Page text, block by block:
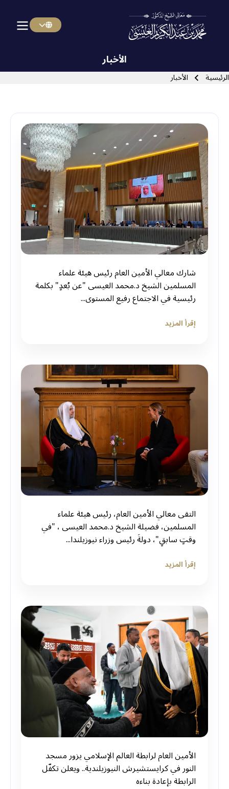
Skip to main navigation
الأخبار
مسار التنقل
الرئيسية الأخبار
‏شارك معالي الأمين العام رئيس هيئة علماء
المسلمين الشيخ د.⁧‫محمد العيسى‬⁩‬⁩ "عن بُعدٍ" بكلمة
رئيسية في الاجتماع رفيع المستوى...
إقرأ المزيد
التقى معالي الأمين العام، رئيس هيئة علماء
المسلمين، فضيلة الشيخ د.⁧‫محمد العيسى‬⁩ ‬⁩، "في
وقتٍ سابقٍ"، دولةَ رئيس وزراء نيوزيلندا...
إقرأ المزيد
الأمين العام لرابطة العالم الإسلامي يزور مسجد
النور في كرايستشيرش النيوزيلندية.. ويعلن تكفّل
الرابطة بإعادة بناءه